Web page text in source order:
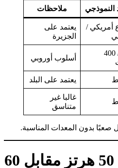
النموذجي ملاحظات
أمريكي /
يعتمد على
الجزيرة
230 / 400
أسلوب أوروبي
يعتمد على البلد
غالبا غير
متناسق
صعبًا بدون المعدات المناسبة.
فروقات التردد: 50 هرتز مقابل 60